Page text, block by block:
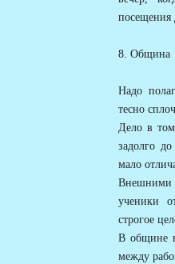
посещения
8. Община
Надо
тесно
Дело в
задолго
мало
Внешними
ученики
строгое
В общине
между